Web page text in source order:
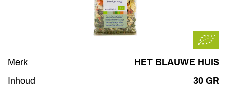
Merk
HET BLAUWE HUIS
Inhoud
30 GR